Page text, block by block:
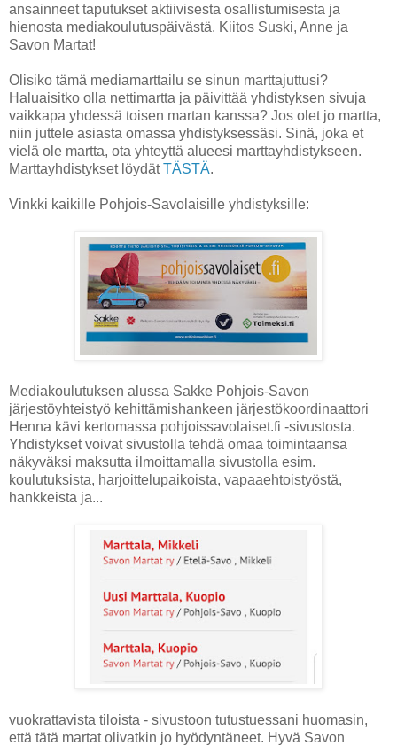
ansainneet taputukset aktiivisesta osallistumisesta ja
hienosta mediakoulutuspäivästä. Kiitos Suski, Anne ja
Savon Martat!
Olisiko tämä mediamarttailu se sinun marttajuttusi?
Haluaisitko olla nettimartta ja päivittää yhdistyksen sivuja
vaikkapa yhdessä toisen martan kanssa? Jos olet jo martta,
niin juttele asiasta omassa yhdistyksessäsi. Sinä, joka et
vielä ole martta, ota yhteyttä alueesi marttayhdistykseen.
Marttayhdistykset löydätTÄSTÄ.
Vinkki kaikille Pohjois-Savolaisille yhdistyksille:
Mediakoulutuksen alussa Sakke Pohjois-Savon
järjestöyhteistyö kehittämishankeen järjestökoordinaattori
Henna kävi kertomassa pohjoissavolaiset.fi -sivustosta.
Yhdistykset voivat sivustolla tehdä omaa toimintaansa
näkyväksi maksutta ilmoittamalla sivustolla esim.
koulutuksista, harjoittelupaikoista, vapaaehtoistyöstä,
hankkeista ja...
vuokrattavista tiloista - sivustoon tutustuessani huomasin,
että tätä martat olivatkin jo hyödyntäneet. Hyvä Savon